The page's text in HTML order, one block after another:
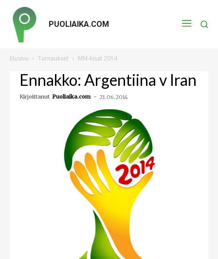
PUOLIAIKA.COM
Etusivu Turnaukset MM-kisat 2014
Ennakko: Argentiina v Iran
Kirjoittanut Puoliaika.com - 21.06.2014